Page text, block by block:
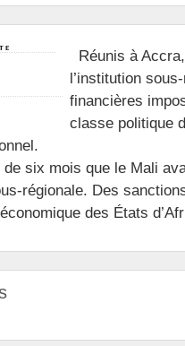
Réunis à
l’institution
financières
classe politique
six mois que le Mali
régionale. Des
des États